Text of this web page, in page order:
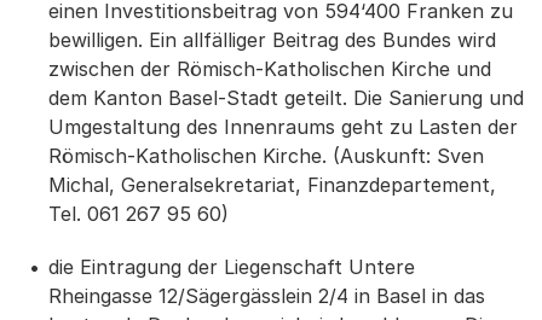
einen Investitionsbeitrag von 594‘400 Franken zu
bewilligen. Ein allfälliger Beitrag des Bundes wird
zwischen der Römisch-Katholischen Kirche und
dem Kanton Basel-Stadt geteilt. Die Sanierung und
Umgestaltung des Innenraums geht zu Lasten der
Römisch-Katholischen Kirche. (Auskunft: Sven
Michal, Generalsekretariat, Finanzdepartement,
Tel. 061 267 95 60)
die Eintragung der Liegenschaft Untere
Rheingasse 12/Sägergässlein 2/4 in Basel in das